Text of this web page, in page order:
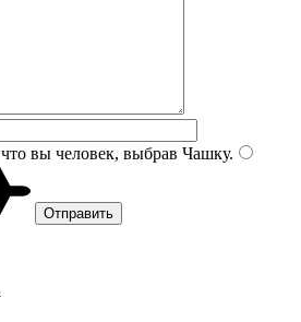
вы человек, выбрав Чашку.